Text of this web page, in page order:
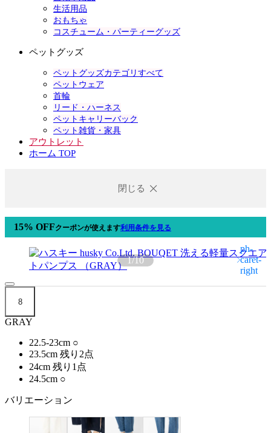
生活用品
おもちゃ
コスチューム・パーティーグッズ
ペットグッズ
ペットグッズカテゴリすべて
ペットウェア
首輪
リード・ハーネス
ペットキャリーバック
ペット雑貨・家具
アウトレット
ホーム TOP
閉じる
15% OFFクーポンが使えます利用条件を見る
1/10
8
GRAY
22.5-23cm ○
23.5cm 残り2点
24cm 残り1点
24.5cm ○
バリエーション